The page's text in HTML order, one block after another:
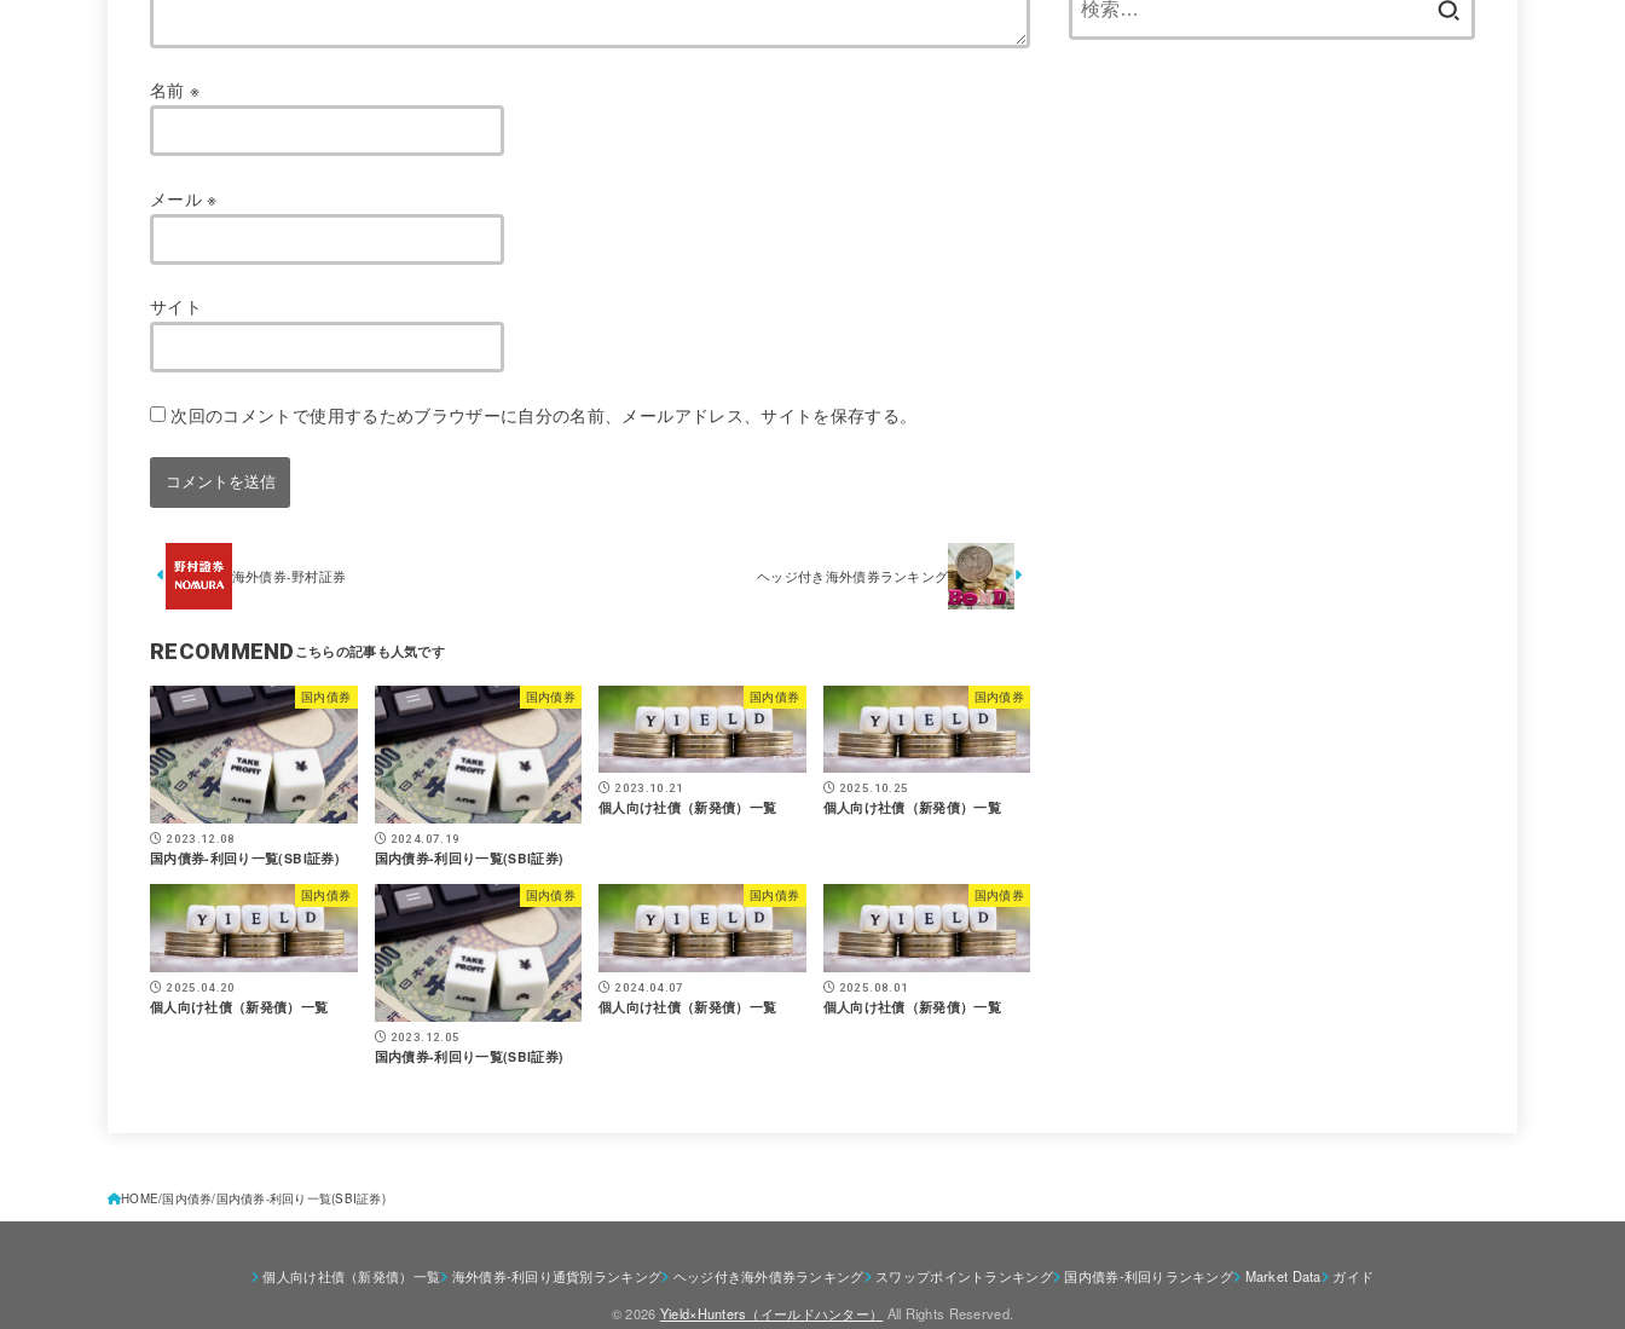
名前※
メール※
サイト
次回のコメントで使用するためブラウザーに自分の名前、メールアドレス、サイトを保存する。
海外債券-野村証券 ヘッジ付き海外債券ランキング
RECOMMEND
国内債券
2023.12.08
国内債券-利回り一覧(SBI証券)
国内債券
2024.07.19
国内債券-利回り一覧(SBI証券)
国内債券
2023.10.21
個人向け社債（新発債）一覧
国内債券
2025.10.25
個人向け社債（新発債）一覧
国内債券
2025.04.20
個人向け社債（新発債）一覧
国内債券
2023.12.05
国内債券-利回り一覧(SBI証券)
国内債券
2024.04.07
個人向け社債（新発債）一覧
国内債券
2025.08.01
個人向け社債（新発債）一覧
HOME 国内債券 国内債券-利回り一覧(SBI証券)
個人向け社債（新発債）一覧 海外債券-利回り通貨別ランキング ヘッジ付き海外債券ランキング スワップポイントランキング 国内債券-利回りランキング Market Data
ガイド
© 2026 Yield×Hunters（イールドハンター） All Rights Reserved.